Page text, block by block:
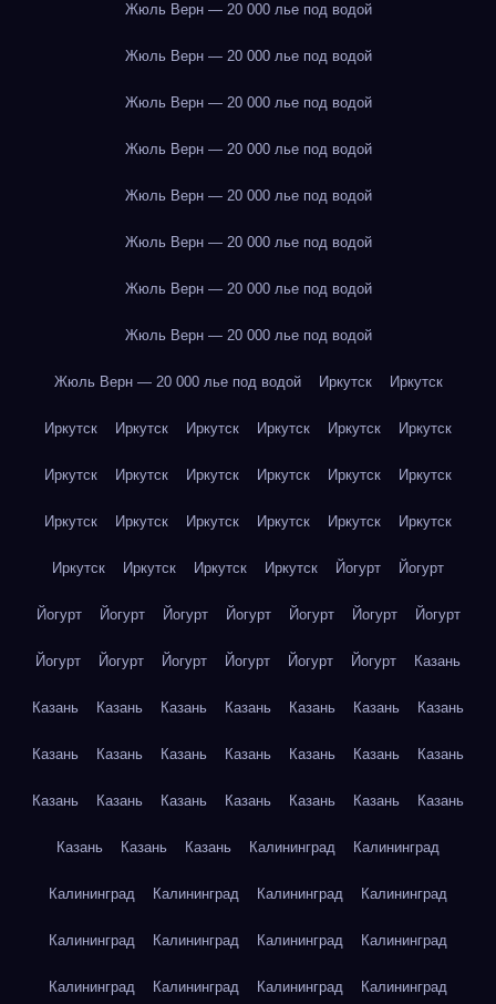
Жюль Верн — 20 000 лье под водой
Жюль Верн — 20 000 лье под водой
Жюль Верн — 20 000 лье под водой
Жюль Верн — 20 000 лье под водой
Жюль Верн — 20 000 лье под водой
Жюль Верн — 20 000 лье под водой
Жюль Верн — 20 000 лье под водой
Жюль Верн — 20 000 лье под водой
Жюль Верн — 20 000 лье под водой Иркутск Иркутск
Иркутск Иркутск Иркутск Иркутск Иркутск Иркутск
Иркутск Иркутск Иркутск Иркутск Иркутск Иркутск
Иркутск Иркутск Иркутск Иркутск Иркутск Иркутск
Иркутск Иркутск Иркутск Иркутск Йогурт Йогурт
Йогурт Йогурт Йогурт Йогурт Йогурт Йогурт Йогурт
Йогурт Йогурт Йогурт Йогурт Йогурт Йогурт Казань
Казань Казань Казань Казань Казань Казань Казань
Казань Казань Казань Казань Казань Казань Казань
Казань Казань Казань Казань Казань Казань Казань
Казань Казань Казань Калининград Калининград
Калининград Калининград Калининград Калининград
Калининград Калининград Калининград Калининград
Калининград Калининград Калининград Калининград